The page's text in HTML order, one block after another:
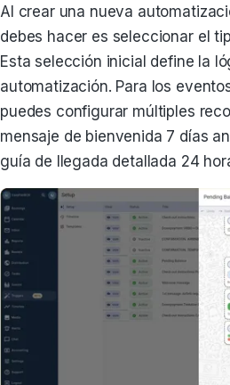
Al crear una nueva
debes hacer es seleccionar el
Esta selección inicial define la
automatización. Para los
puedes configurar múltiples
mensaje de bienvenida 7 días
guía de llegada detallada 24